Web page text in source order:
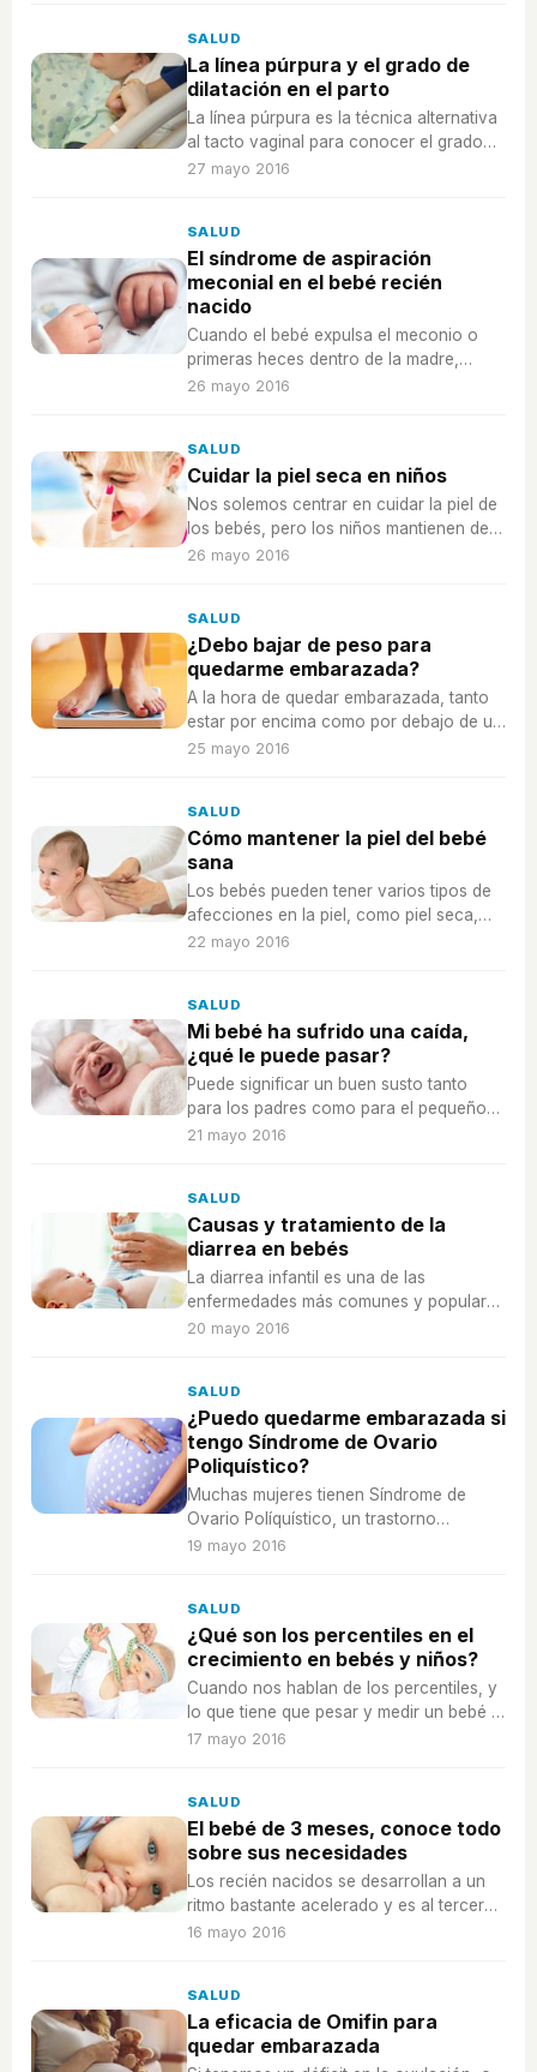
SALUD
La línea púrpura y el grado de
dilatación en el parto
La línea púrpura es la técnica alternativa
al tacto vaginal para conocer el grado
de dilatación en el momento del parto, se
27 mayo 2016
SALUD
El síndrome de aspiración
meconial en el bebé recién
nacido
Cuando el bebé expulsa el meconio o
primeras heces dentro de la madre,
padece riesgo de sufrir síndrome de
26 mayo 2016
SALUD
Cuidar la piel seca en niños
Nos solemos centrar en cuidar la piel de
los bebés, pero los niños mantienen de
más mayores la piel seca y es
26 mayo 2016
SALUD
¿Debo bajar de peso para
quedarme embarazada?
A la hora de quedar embarazada, tanto
estar por encima como por debajo de un
intervalo de peso puede ser dañino para
25 mayo 2016
SALUD
Cómo mantener la piel del bebé
sana
Los bebés pueden tener varios tipos de
afecciones en la piel, como piel seca,
dermatitis atópica o sarpullidos, para
22 mayo 2016
SALUD
Mi bebé ha sufrido una caída,
¿qué le puede pasar?
Puede significar un buen susto tanto
para los padres como para el pequeño
pero mantener la calma y la serenidad
21 mayo 2016
SALUD
Causas y tratamiento de la
diarrea en bebés
La diarrea infantil es una de las
enfermedades más comunes y populares
en los bebés y niños pequeños, pero
20 mayo 2016
SALUD
¿Puedo quedarme embarazada si
tengo Síndrome de Ovario
Poliquístico?
Muchas mujeres tienen Síndrome de
Ovario Políquístico, un trastorno
endocrino que, entre otras cosas,
19 mayo 2016
SALUD
¿Qué son los percentiles en el
crecimiento en bebés y niños?
Cuando nos hablan de los percentiles, y
lo que tiene que pesar y medir un bebé o
niño pequeño, nos puede descolocar,
17 mayo 2016
SALUD
El bebé de 3 meses, conoce todo
sobre sus necesidades
Los recién nacidos se desarrollan a un
ritmo bastante acelerado y es al tercer
mes cuando empiezan a ser conscientes
16 mayo 2016
SALUD
La eficacia de Omifin para
quedar embarazada